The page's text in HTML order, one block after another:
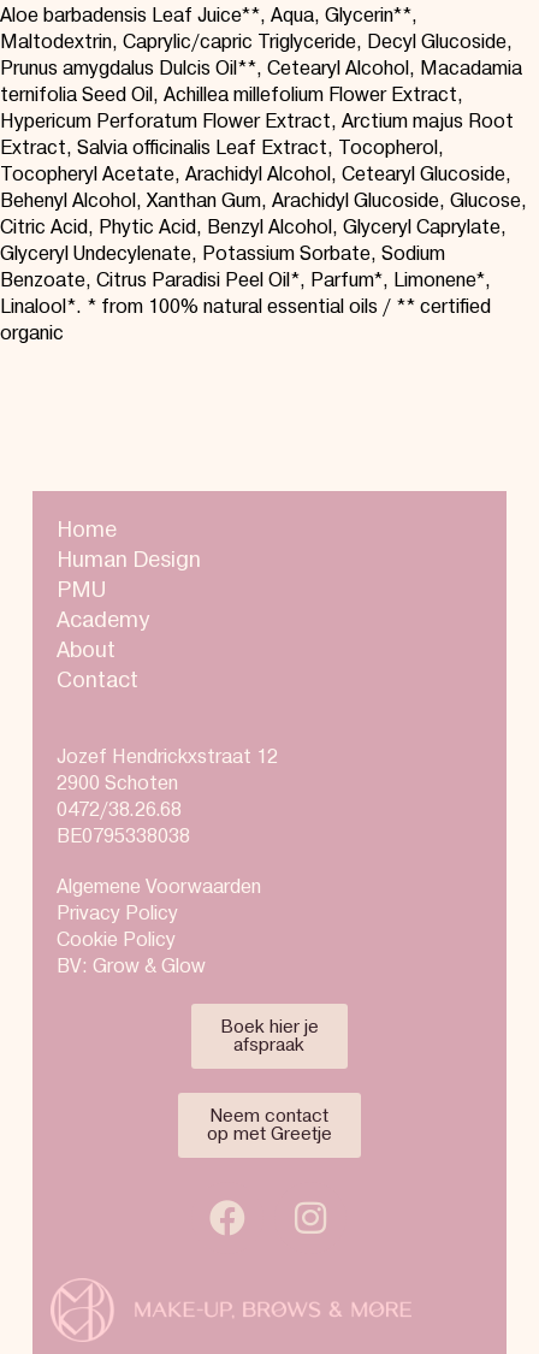
Aloe barbadensis Leaf Juice**, Aqua, Glycerin**,
Maltodextrin, Caprylic/capric Triglyceride, Decyl Glucoside,
Prunus amygdalus Dulcis Oil**, Cetearyl Alcohol, Macadamia
ternifolia Seed Oil, Achillea millefolium Flower Extract,
Hypericum Perforatum Flower Extract, Arctium majus Root
Extract, Salvia officinalis Leaf Extract, Tocopherol,
Tocopheryl Acetate, Arachidyl Alcohol, Cetearyl Glucoside,
Behenyl Alcohol, Xanthan Gum, Arachidyl Glucoside, Glucose,
Citric Acid, Phytic Acid, Benzyl Alcohol, Glyceryl Caprylate,
Glyceryl Undecylenate, Potassium Sorbate, Sodium
Benzoate, Citrus Paradisi Peel Oil*, Parfum*, Limonene*,
Linalool*. * from 100% natural essential oils / ** certified
organic
Home
Human Design
PMU
Academy
About
Contact
Jozef Hendrickxstraat 12
2900 Schoten
0472/38.26.68
BE0795338038
Algemene Voorwaarden
Privacy Policy
Cookie Policy
BV: Grow & Glow
Boek hier je
afspraak
Neem contact
op met Greetje